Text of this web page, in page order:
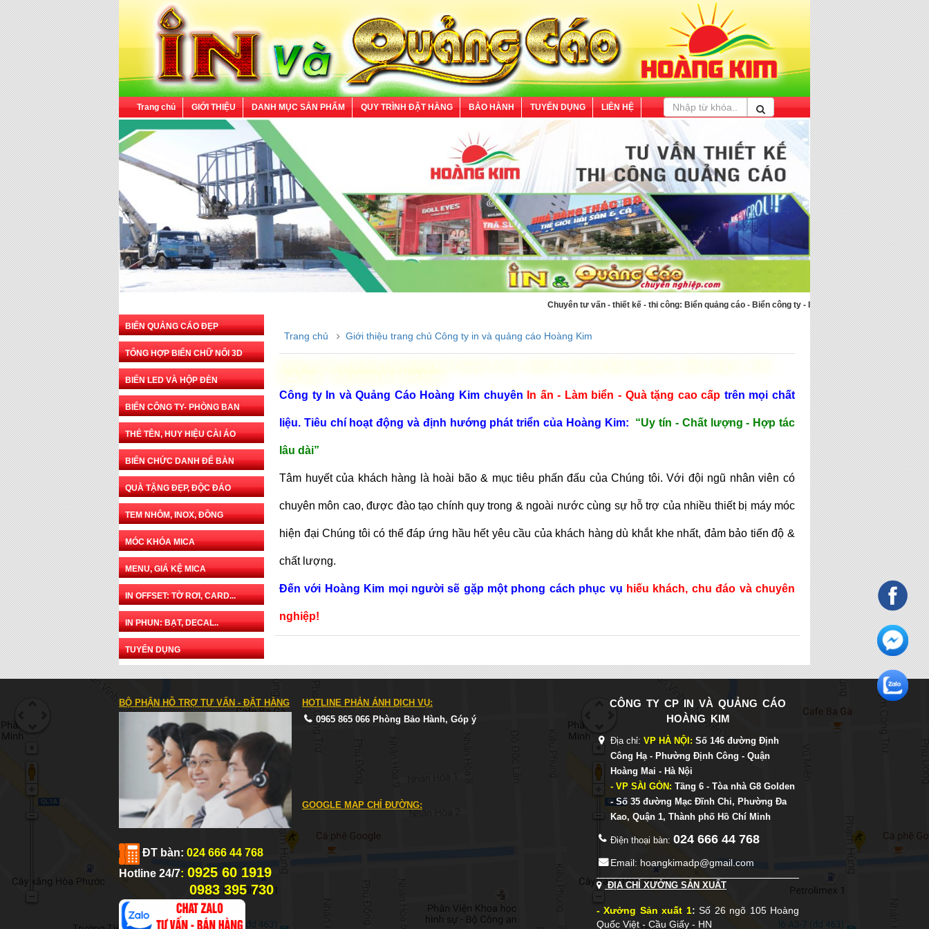
Trang chủ GIỚI THIỆU DANH MỤC SẢN PHẨM QUY TRÌNH ĐẶT HÀNG BẢO HÀNH TUYỂN DỤNG LIÊN HỆ
Chuyên tư vấn - thiết kế - thi công: Biển quảng cáo - Biển công ty - In ấn - Bảng tên nhân viên - Huy
BIỂN QUẢNG CÁO ĐẸP
TỔNG HỢP BIỂN CHỮ NỔI 3D
BIỂN LED VÀ HỘP ĐÈN
BIỂN CÔNG TY- PHÒNG BAN
THẺ TÊN, HUY HIỆU CÀI ÁO
BIỂN CHỨC DANH ĐỂ BÀN
QUÀ TẶNG ĐẸP, ĐỘC ĐÁO
TEM NHÔM, INOX, ĐỒNG
MÓC KHÓA MICA
MENU, GIÁ KỆ MICA
IN OFFSET: TỜ RƠI, CARD...
IN PHUN: BẠT, DECAL..
TUYỂN DỤNG
Trang chủ Giới thiệu trang chủ Công ty in và quảng cáo Hoàng Kim
Công ty cP in và quảng cáo Hoàng Kim Chuyên tư vấn - thiết kế - thi công: Biển quảng cáo - Biển công ty - In ấn -
Quà tặng... chất lượng số 1 Việt Nam.
Công ty In và Quảng Cáo Hoàng Kim chuyên In ấn - Làm biển - Quà tặng cao cấp trên mọi chất
liệu. Tiêu chí hoạt động và định hướng phát triển của Hoàng Kim: “Uy tín - Chất lượng - Hợp tác
lâu dài”
Tâm huyết của khách hàng là hoài bão & mục tiêu phấn đấu của Chúng tôi. Với đội ngũ nhân viên có
chuyên môn cao, được đào tạo chính quy trong & ngoài nước cùng sự hỗ trợ của nhiều thiết bị máy móc
hiện đại Chúng tôi có thể đáp ứng hầu hết yêu cầu của khách hàng dù khắt khe nhất, đảm bảo tiến độ &
chất lượng.
Đến với Hoàng Kim mọi người sẽ gặp một phong cách phục vụ hiếu khách, chu đáo và chuyên
nghiệp!
BỘ PHẬN HỖ TRỢ TƯ VẤN - ĐẶT HÀNG
ĐT bàn: 024 666 44 768
Hotline 24/7: 0925 60 1919
0983 395 730
HOTLINE PHẢN ÁNH DỊCH VỤ:
0965 865 066 Phòng Bảo Hành, Góp ý
GOOGLE MAP CHỈ ĐƯỜNG:
CÔNG TY CP IN VÀ QUẢNG CÁO
HOÀNG KIM
Địa chỉ: VP HÀ NỘI: Số 146 đường Định
Công Hạ - Phường Định Công - Quận
Hoàng Mai - Hà Nội
- VP SÀI GÒN: Tầng 6 - Tòa nhà G8 Golden
- Số 35 đường Mạc Đĩnh Chi, Phường Đa
Kao, Quận 1, Thành phố Hồ Chí Minh
Điện thoại bàn: 024 666 44 768
Email: hoangkimadp@gmail.com
ĐỊA CHỈ XƯỞNG SẢN XUẤT
- Xưởng Sản xuất 1: Số 26 ngõ 105 Hoàng
Quốc Việt - Cầu Giấy - HN